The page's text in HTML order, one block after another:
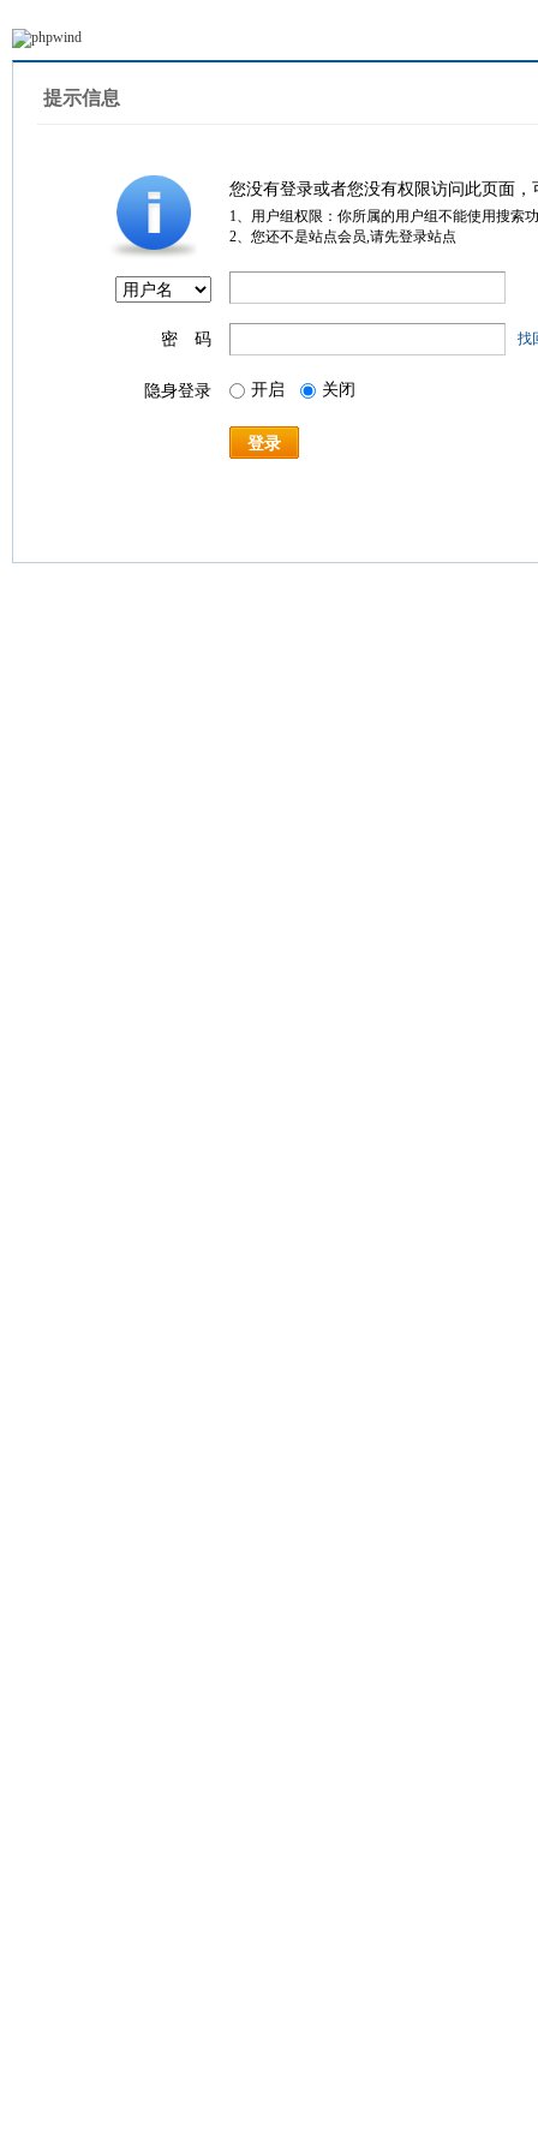
提示信息
您没有登录或者您没有权限访问此页面
1、用户组权限：你所属的用户组不能使用搜索
2、您还不是站点会员,请先登录站点
密 码 找
隐身登录 开启 关闭
登录